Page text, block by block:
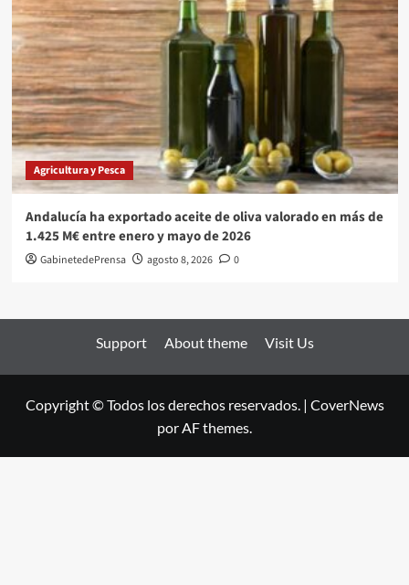
Agricultura y Pesca
Andalucía ha exportado aceite de oliva valorado en más de
1.425 M€ entre enero y mayo de 2026
GabinetedePrensa agosto 8, 2026 0
Support About theme Visit Us
Copyright © Todos los derechos reservados. | CoverNews
por AF themes.